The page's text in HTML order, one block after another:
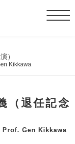
t
a
v
g
）
Kikkawa
（退任記念
Gen Kikkawa